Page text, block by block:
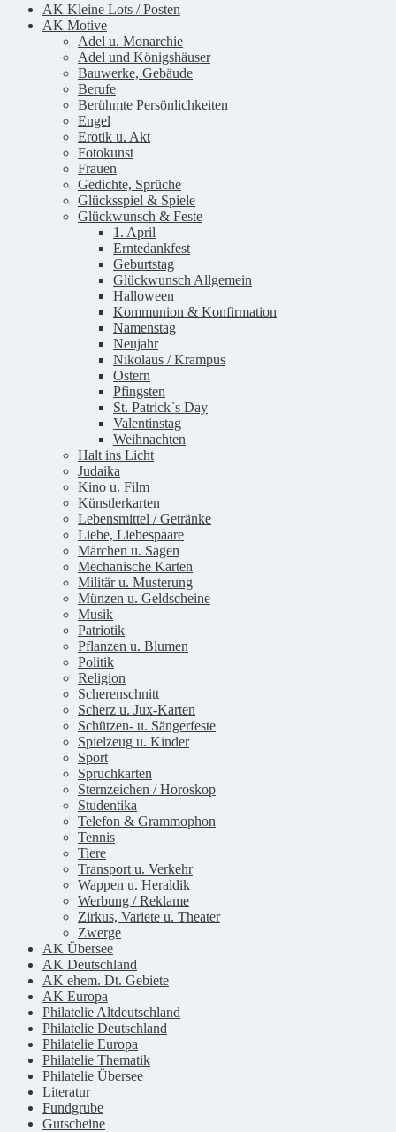
AK Kleine Lots / Posten
AK Motive
Adel u. Monarchie
Adel und Königshäuser
Bauwerke, Gebäude
Berufe
Berühmte Persönlichkeiten
Engel
Erotik u. Akt
Fotokunst
Frauen
Gedichte, Sprüche
Glücksspiel & Spiele
Glückwunsch & Feste
1. April
Erntedankfest
Geburtstag
Glückwunsch Allgemein
Halloween
Kommunion & Konfirmation
Namenstag
Neujahr
Nikolaus / Krampus
Ostern
Pfingsten
St. Patrick`s Day
Valentinstag
Weihnachten
Halt ins Licht
Judaika
Kino u. Film
Künstlerkarten
Lebensmittel / Getränke
Liebe, Liebespaare
Märchen u. Sagen
Mechanische Karten
Militär u. Musterung
Münzen u. Geldscheine
Musik
Patriotik
Pflanzen u. Blumen
Politik
Religion
Scherenschnitt
Scherz u. Jux-Karten
Schützen- u. Sängerfeste
Spielzeug u. Kinder
Sport
Spruchkarten
Sternzeichen / Horoskop
Studentika
Telefon & Grammophon
Tennis
Tiere
Transport u. Verkehr
Wappen u. Heraldik
Werbung / Reklame
Zirkus, Variete u. Theater
Zwerge
AK Übersee
AK Deutschland
AK ehem. Dt. Gebiete
AK Europa
Philatelie Altdeutschland
Philatelie Deutschland
Philatelie Europa
Philatelie Thematik
Philatelie Übersee
Literatur
Fundgrube
Gutscheine